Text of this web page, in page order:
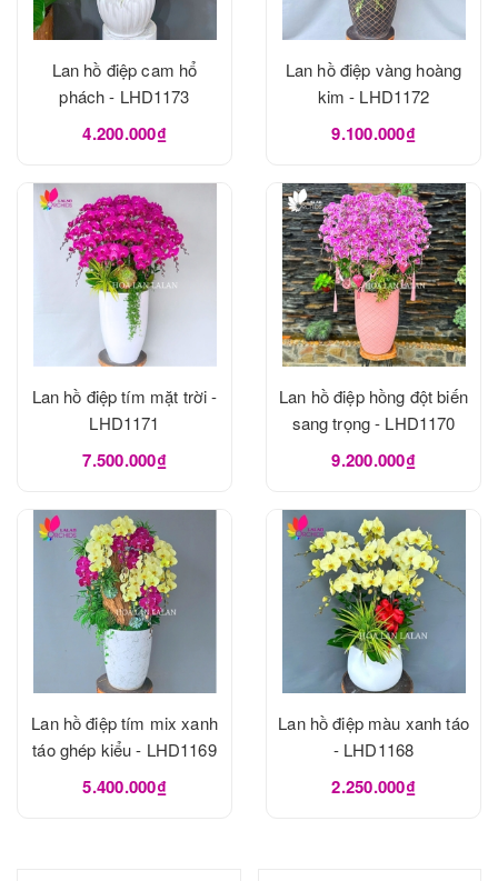
Lan hồ điệp cam hổ
phách - LHD1173
4.200.000₫
Lan hồ điệp vàng hoàng
kim - LHD1172
9.100.000₫
Lan hồ điệp tím mặt trời -
LHD1171
7.500.000₫
Lan hồ điệp hồng đột biến
sang trọng - LHD1170
9.200.000₫
Lan hồ điệp tím mix xanh
táo ghép kiểu - LHD1169
5.400.000₫
Lan hồ điệp màu xanh táo
- LHD1168
2.250.000₫